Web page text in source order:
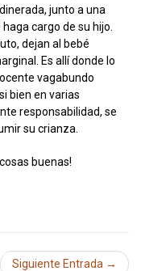
junto a una
cargo de su hijo.
dejan al bebé
Es allí donde lo
vagabundo
bien en varias
responsabilidad, se
su crianza.
buenas!
Siguiente Entrada →